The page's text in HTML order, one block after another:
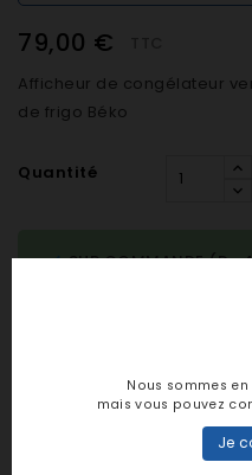
79,00 €
Afficheur de congélateur
de frigo Béko
Quantité
SUR COMMANDE (De
Notes et avis
Nous sommes
mais vous pouvez
Je